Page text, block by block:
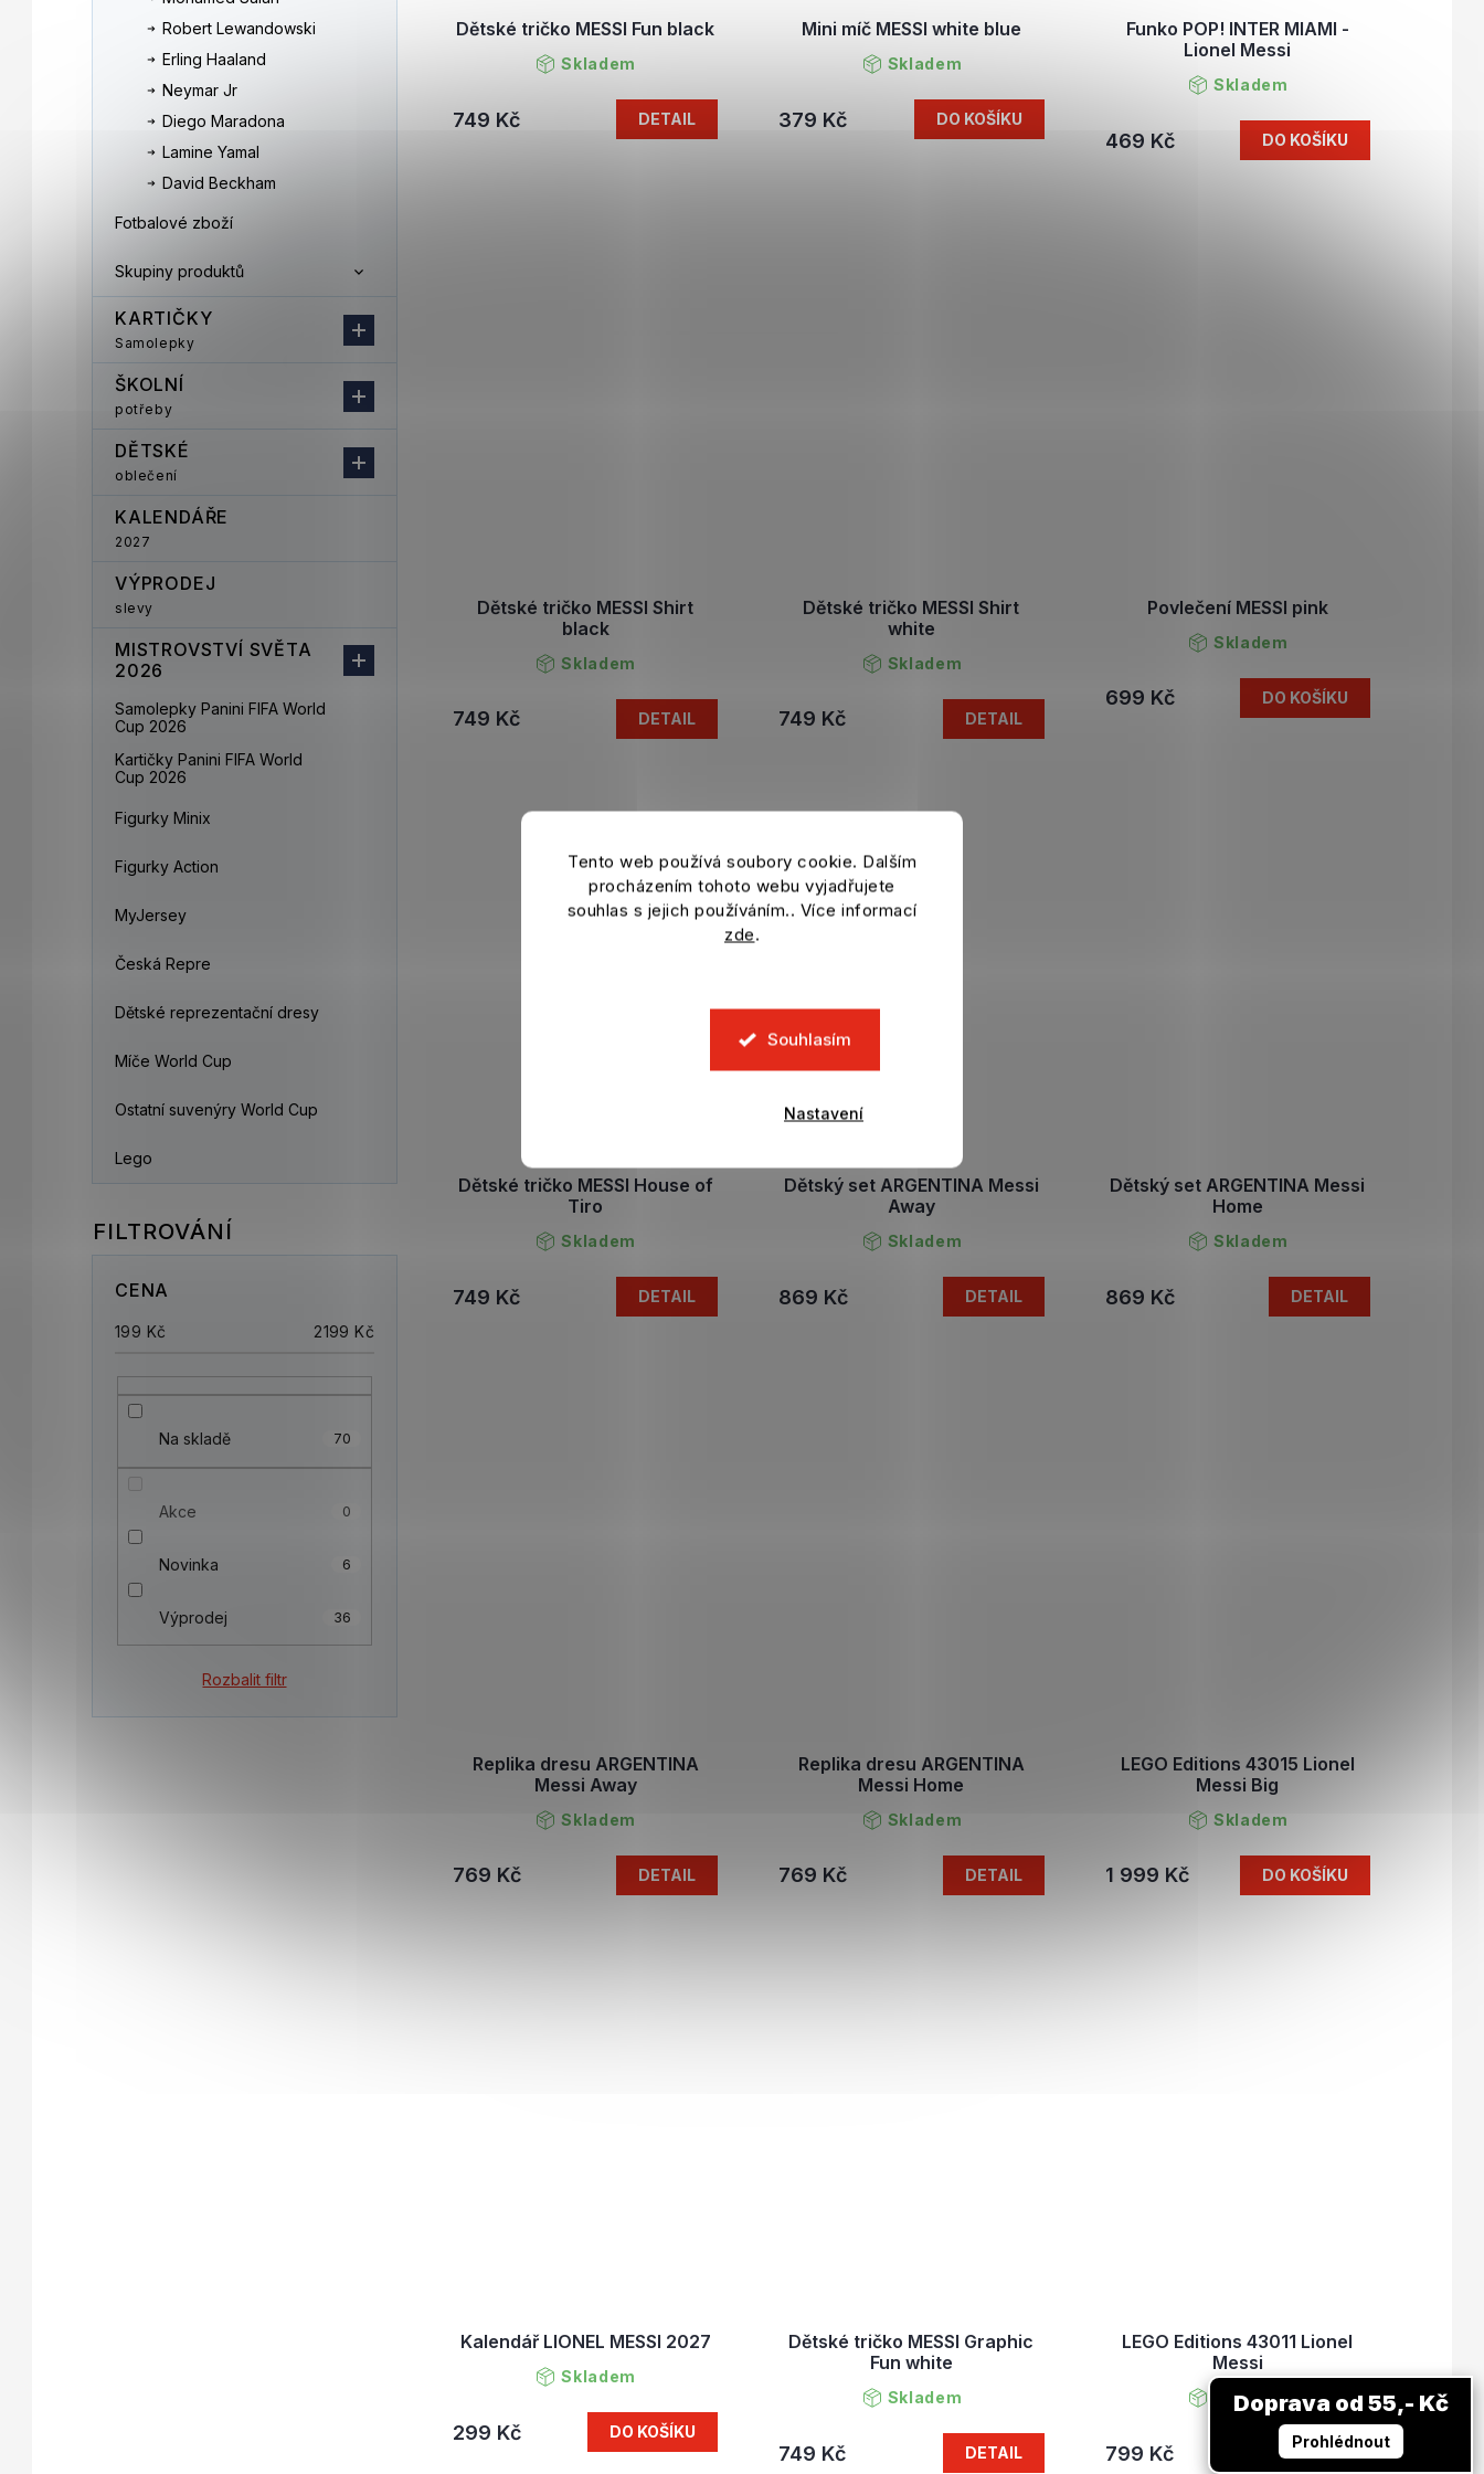
Tento web používá soubory cookie. Dalším
procházením tohoto webu vyjadřujete
souhlas s jejich používáním.. Více informací
zde.
Souhlasím
Nastavení
Robert Lewandowski
Erling Haaland
Neymar Jr
Diego Maradona
Lamine Yamal
David Beckham
Fotbalové zboží
Skupiny produktů
KARTIČKY
Samolepky
ŠKOLNÍ
potřeby
DĚTSKÉ
oblečení
KALENDÁŘE
2027
VÝPRODEJ
slevy
MISTROVSTVÍ SVĚTA
2026
Samolepky Panini FIFA World
Cup 2026
Kartičky Panini FIFA World
Cup 2026
Figurky Minix
Figurky Action
MyJersey
Česká Repre
Dětské reprezentační dresy
Míče World Cup
Ostatní suvenýry World Cup
Lego
CENA
199 Kč 2199 Kč
Na skladě 70
Akce 0
Novinka 6
Výprodej 36
Rozbalit filtr
Dětské tričko MESSI Fun black
Skladem
749 Kč DETAIL
Mini míč MESSI white blue
Skladem
379 Kč DO KOŠÍKU
Funko POP! INTER MIAMI -
Lionel Messi
Skladem
469 Kč DO KOŠÍKU
Dětské tričko MESSI Shirt
black
Skladem
749 Kč DETAIL
Dětské tričko MESSI Shirt
white
Skladem
749 Kč DETAIL
Povlečení MESSI pink
Skladem
699 Kč DO KOŠÍKU
Dětské tričko MESSI House of
Tiro
Skladem
749 Kč DETAIL
Dětský set ARGENTINA Messi
Away
Skladem
869 Kč DETAIL
Dětský set ARGENTINA Messi
Home
Skladem
869 Kč DETAIL
Replika dresu ARGENTINA
Messi Away
Skladem
769 Kč DETAIL
Replika dresu ARGENTINA
Messi Home
Skladem
769 Kč DETAIL
LEGO Editions 43015 Lionel
Messi Big
Skladem
1 999 Kč DO KOŠÍKU
Kalendář LIONEL MESSI 2027
Skladem
299 Kč DO KOŠÍKU
Dětské tričko MESSI Graphic
Fun white
Skladem
749 Kč DETAIL
LEGO Editions 43011 Lionel
Messi
Skladem
799 Kč DO KOŠÍKU
Doprava od 55,- Kč
Prohlédnout